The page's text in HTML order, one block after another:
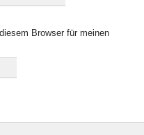
Browser für meinen